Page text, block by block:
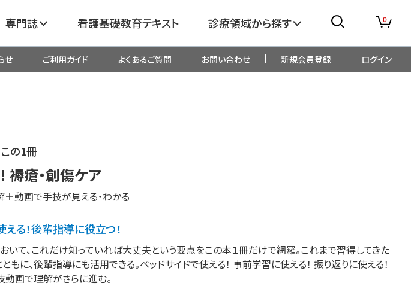
専門誌
護
学
看護基礎教育テキスト 診療領域から探す
・周産期・助産
・救急
管理 超音波・画像・臨床検査 薬剤
保健
0
せ ご利用ガイド よくあるご質問 お問い合わせ 新規会員登録 ログイン
の1冊
褥瘡・創傷ケア
動画で手技が見える・わかる
える！後輩指導に役立つ！
いて、これだけ知っていれば大丈夫という要点をこの本１冊だけで網羅。これまで習得してきた
もに、後輩指導にも活用できる。ベッドサイドで使える！ 事前学習に使える！ 振り返りに使える！
画で理解がさらに進む。